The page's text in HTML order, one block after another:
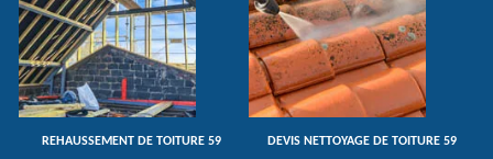
REHAUSSEMENT DE TOITURE 59 DEVIS NETTOYAGE DE TOITURE 59